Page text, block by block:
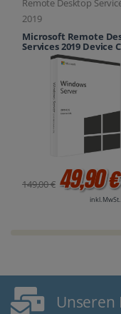
2019
Microsoft Remote
Services 2019 Device
149,00 € 49,90
inkl. MwSt.